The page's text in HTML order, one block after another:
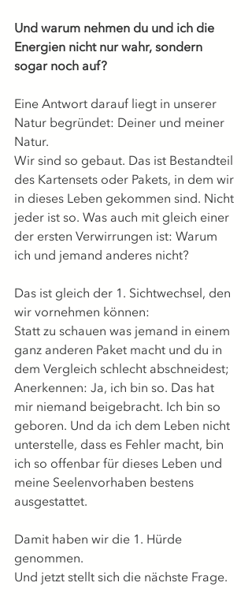
Und warum nehmen du und ich die
Energien nicht nur wahr, sondern
sogar noch auf?
Eine Antwort darauf liegt in unserer
Natur begründet: Deiner und meiner
Natur.
Wir sind so gebaut. Das ist Bestandteil
des Kartensets oder Pakets, in dem wir
in dieses Leben gekommen sind. Nicht
jeder ist so. Was auch mit gleich einer
der ersten Verwirrungen ist: Warum
ich und jemand anderes nicht?
Das ist gleich der 1. Sichtwechsel, den
wir vornehmen können:
Statt zu schauen was jemand in einem
ganz anderen Paket macht und du in
dem Vergleich schlecht abschneidest;
Anerkennen: Ja, ich bin so. Das hat
mir niemand beigebracht. Ich bin so
geboren. Und da ich dem Leben nicht
unterstelle, dass es Fehler macht, bin
ich so offenbar für dieses Leben und
meine Seelenvorhaben bestens
ausgestattet.
Damit haben wir die 1. Hürde
genommen.
Und jetzt stellt sich die nächste Frage.